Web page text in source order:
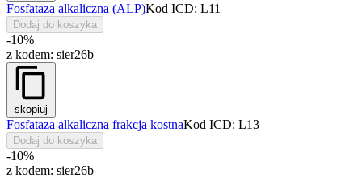
Fosfataza alkaliczna (ALP)Kod ICD: L11
Dodaj do koszyka
-10%
z kodem: sier26b
skopiuj
Fosfataza alkaliczna frakcja kostnaKod ICD: L13
Dodaj do koszyka
-10%
z kodem: sier26b